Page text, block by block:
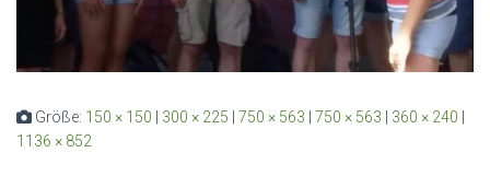
Größe: 150 × 150 300 × 225 750 × 563 750 × 563 360 × 240
1136 × 852